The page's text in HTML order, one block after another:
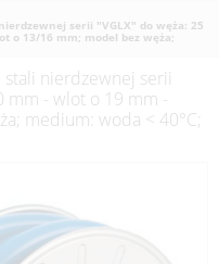
serii "VGLX" do węża: 25
o 13/16 mm; model bez węża;
nierdzewnej serii
- wlot o 19 mm -
medium: woda < 40°C;